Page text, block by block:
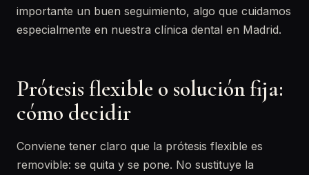
importante un buen seguimiento, algo que cuidamos
especialmente en nuestra clínica dental en Madrid.
Prótesis flexible o solución fija:
cómo decidir
Conviene tener claro que la prótesis flexible es
removible: se quita y se pone. No sustituye la